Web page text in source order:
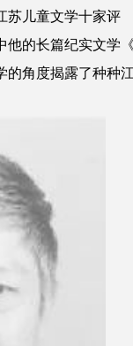
苏儿童文学十家评
他的长篇纪实文学
的角度揭露了种种